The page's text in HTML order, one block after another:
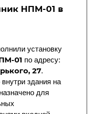
НПМ-01 в
установку
01 по адресу:
27.
здания на
для